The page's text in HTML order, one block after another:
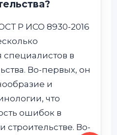
Р ИСО 8930-2016
в
Во-первых, он
и
что
ошибок в
строительстве. Во-